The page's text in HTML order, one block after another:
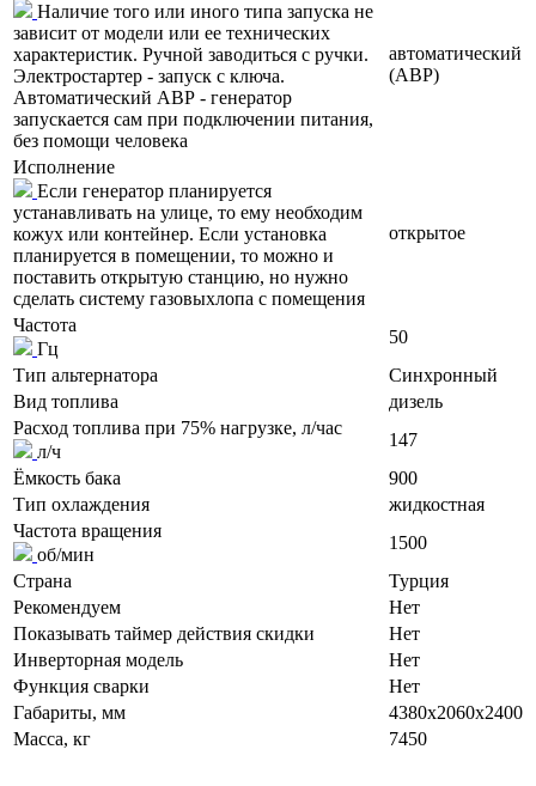
Наличие того или иного типа запуска не
зависит от модели или ее технических
характеристик. Ручной заводиться с ручки.
Электростартер - запуск с ключа.
Автоматический АВР - генератор
запускается сам при подключении питания,
без помощи человека
автоматический
(АВР)
Исполнение
Если генератор планируется
устанавливать на улице, то ему необходим
кожух или контейнер. Если установка
планируется в помещении, то можно и
поставить открытую станцию, но нужно
сделать систему газовыхлопа с помещения
открытое
Частота
Гц
50
Тип альтернатора
Синхронный
Вид топлива
дизель
Расход топлива при 75% нагрузке, л/час
л/ч
147
Ёмкость бака
900
Тип охлаждения
жидкостная
Частота вращения
об/мин
1500
Страна
Турция
Рекомендуем
Нет
Показывать таймер действия скидки
Нет
Инверторная модель
Нет
Функция сварки
Нет
Габариты, мм
4380x2060x2400
Масса, кг
7450